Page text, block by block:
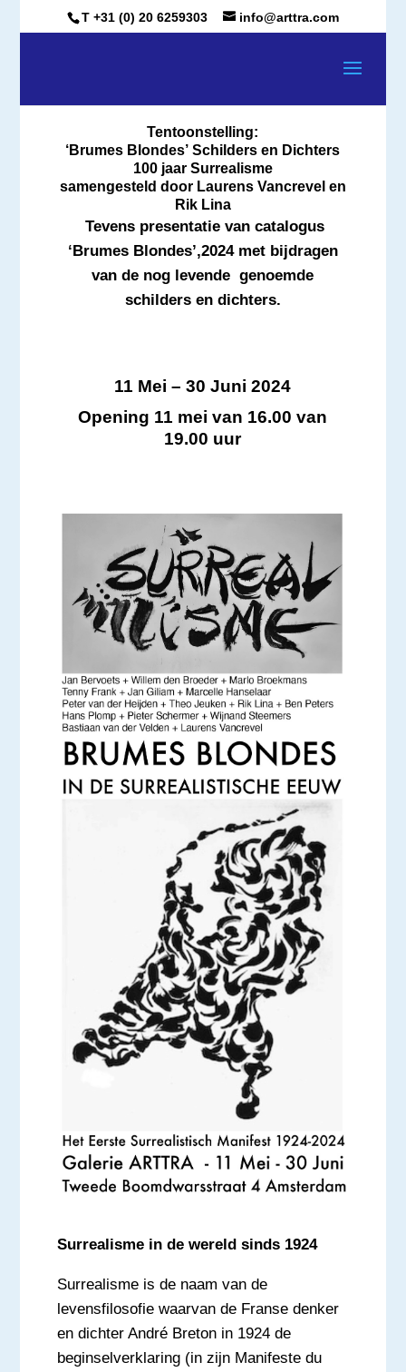
T +31 (0) 20 6259303 info@arttra.com
Tentoonstelling:
‘Brumes Blondes’Schilders en Dichters
100 jaar Surrealisme
samengesteld door Laurens Vancrevel en
Rik Lina
Tevens presentatie van catalogus
‘Brumes Blondes’,2024 met bijdragen
van de nog levende genoemde
schilders en dichters.
11 Mei – 30 Juni 2024
Opening 11 mei van 16.00 van
19.00 uur
Surrealisme in de wereld sinds 1924
Surrealisme is de naam van de
levensfilosofie waarvan de Franse denker
en dichter André Breton in 1924 de
beginselverklaring (in zijn Manifeste du